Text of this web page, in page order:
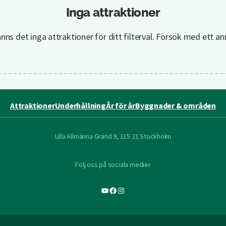
Inga attraktioner
det inga attraktioner för ditt filterval. Försök med ett
AttraktionerUnderhållningÅr för årByggnader & områden
Lilla Allmänna Gränd 9, 115 21 Stockholm
Följ oss på sociala medier
YouTube
Facebook
Instagram